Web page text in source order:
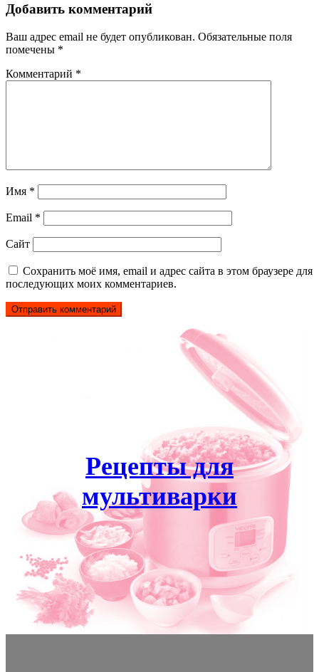
Добавить комментарий
Ваш адрес email не будет опубликован. Обязательные поля
помечены *
Комментарий *
Имя *
Email *
Сайт
Сохранить моё имя, email и адрес сайта в этом браузере для
последующих моих комментариев.
Рецепты для
мультиварки